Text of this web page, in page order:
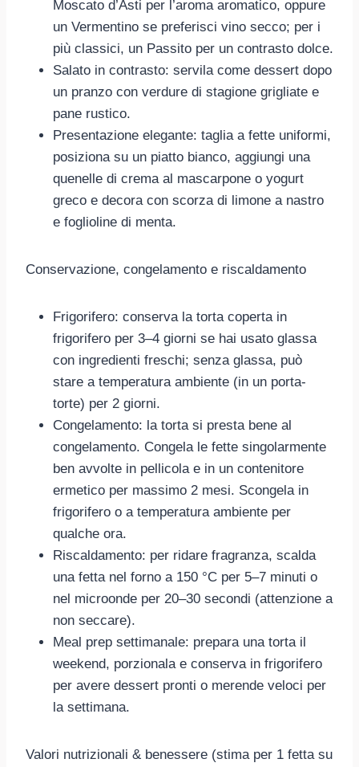
Moscato d’Asti per l’aroma aromatico, oppure
un Vermentino se preferisci vino secco; per i
più classici, un Passito per un contrasto dolce.
Salato in contrasto: servila come dessert dopo
un pranzo con verdure di stagione grigliate e
pane rustico.
Presentazione elegante: taglia a fette uniformi,
posiziona su un piatto bianco, aggiungi una
quenelle di crema al mascarpone o yogurt
greco e decora con scorza di limone a nastro
e foglioline di menta.
Conservazione, congelamento e riscaldamento
Frigorifero: conserva la torta coperta in
frigorifero per 3–4 giorni se hai usato glassa
con ingredienti freschi; senza glassa, può
stare a temperatura ambiente (in un porta-
torte) per 2 giorni.
Congelamento: la torta si presta bene al
congelamento. Congela le fette singolarmente
ben avvolte in pellicola e in un contenitore
ermetico per massimo 2 mesi. Scongela in
frigorifero o a temperatura ambiente per
qualche ora.
Riscaldamento: per ridare fragranza, scalda
una fetta nel forno a 150 °C per 5–7 minuti o
nel microonde per 20–30 secondi (attenzione a
non seccare).
Meal prep settimanale: prepara una torta il
weekend, porzionala e conserva in frigorifero
per avere dessert pronti o merende veloci per
la settimana.
Valori nutrizionali & benessere (stima per 1 fetta su